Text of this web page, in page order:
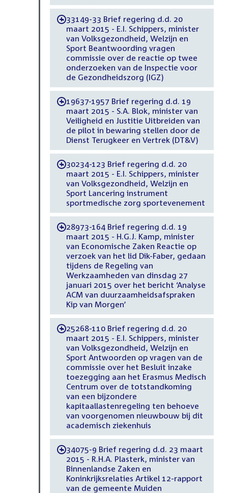
-33149-33 Brief regering d.d. 20
maart 2015 - E.I. Schippers, minister
van Volksgezondheid, Welzijn en
Sport Beantwoording vragen
commissie over de reactie op twee
onderzoeken van de Inspectie voor
de Gezondheidszorg (IGZ)
-19637-1957 Brief regering d.d. 19
maart 2015 - S.A. Blok, minister van
Veiligheid en Justitie Uitbreiden van
de pilot in bewaring stellen door de
Dienst Terugkeer en Vertrek (DT&V)
-30234-123 Brief regering d.d. 20
maart 2015 - E.I. Schippers, minister
van Volksgezondheid, Welzijn en
Sport Lancering instrument
sportmedische zorg sportevenement
-28973-164 Brief regering d.d. 19
maart 2015 - H.G.J. Kamp, minister
van Economische Zaken Reactie op
verzoek van het lid Dik-Faber, gedaan
tijdens de Regeling van
Werkzaamheden van dinsdag 27
januari 2015 over het bericht ‘Analyse
ACM van duurzaamheidsafspraken
Kip van Morgen’
-25268-110 Brief regering d.d. 20
maart 2015 - E.I. Schippers, minister
van Volksgezondheid, Welzijn en
Sport Antwoorden op vragen van de
commissie over het Besluit inzake
toezegging aan het Erasmus Medisch
Centrum over de totstandkoming
van een bijzondere
kapitaallastenregeling ten behoeve
van voorgenomen nieuwbouw bij dit
academisch ziekenhuis
-34075-9 Brief regering d.d. 23 maart
2015 - R.H.A. Plasterk, minister van
Binnenlandse Zaken en
Koninkrijksrelaties Artikel 12-rapport
van de gemeente Muiden